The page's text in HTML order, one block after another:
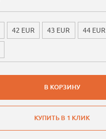
42 EUR 43 EUR 44 EUR
В КОРЗИНУ
КУПИТЬ В 1 КЛИК